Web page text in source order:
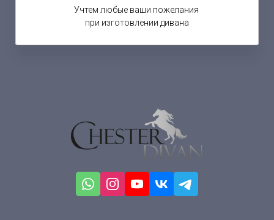
Учтем любые ваши пожелания
при изготовлении дивана